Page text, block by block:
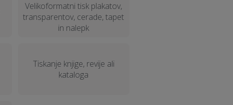
Velikoformatni tisk plakatov,
transparentov, cerade, tapet
in nalepk
Tiskanje knjige, revije ali
kataloga